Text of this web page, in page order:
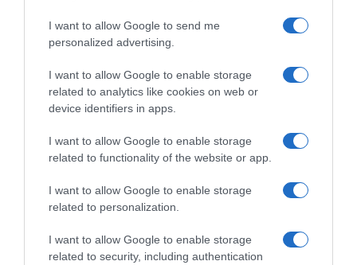
I want to allow Google to send me
personalized advertising.
I want to allow Google to enable storage
related to analytics like cookies on web or
device identifiers in apps.
I want to allow Google to enable storage
related to functionality of the website or app.
I want to allow Google to enable storage
related to personalization.
I want to allow Google to enable storage
related to security, including authentication
Παρακαλώ Περιμένετε...
ΕΞΑΙΡΕΣΗ – ΒΙΣΣΗ ΑΝΝΑ